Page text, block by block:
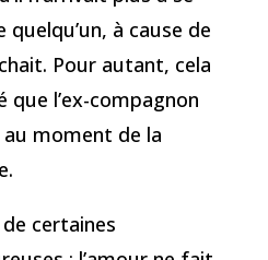
à cause de
Pour autant, cela
que l’ex-compagnon
moment de la
certaines